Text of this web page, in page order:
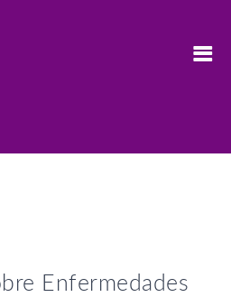
Enfermedades